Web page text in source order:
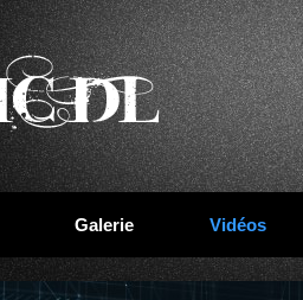
Galerie Vidéos